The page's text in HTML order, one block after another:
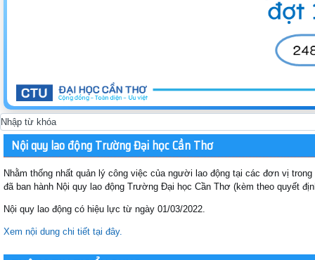
Nội quy lao động Trường Đại học Cần Thơ
Nhằm thống nhất quản lý công việc của người lao động tại các đơn vị
đã ban hành Nội quy lao động Trường Đại học Cần Thơ (kèm theo quyết
Nội quy lao động có hiệu lực từ ngày 01/03/2022.
Xem nội dung chi tiết tại đây.